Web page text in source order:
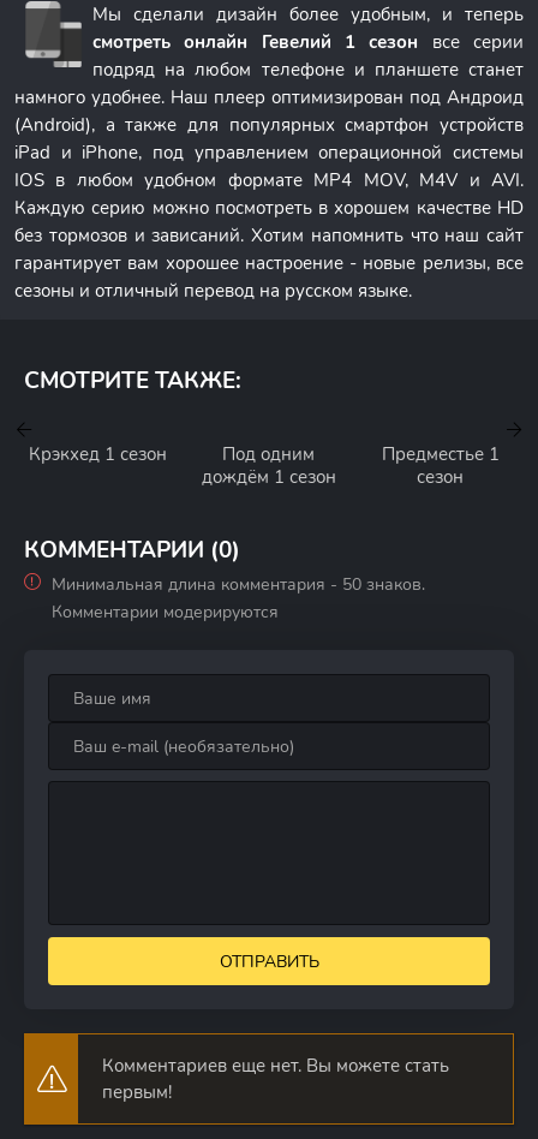
Мы сделали дизайн более удобным, и теперь
смотреть онлайн Гевелий 1 сезон все серии
подряд на любом телефоне и планшете станет
намного удобнее. Наш плеер оптимизирован под Андроид
(Android), а также для популярных смартфон устройств
iPad и iPhone, под управлением операционной системы
IOS в любом удобном формате MP4 MOV, M4V и AVI.
Каждую серию можно посмотреть в хорошем качестве HD
без тормозов и зависаний. Хотим напомнить что наш сайт
гарантирует вам хорошее настроение - новые релизы, все
сезоны и отличный перевод на русском языке.
СМОТРИТЕ ТАКЖЕ:
Крэкхед 1 сезон
Под одним
дождём 1 сезон
Предместье 1
сезон
КОММЕНТАРИИ (0)
Минимальная длина комментария - 50 знаков.
Комментарии модерируются
ОТПРАВИТЬ
Комментариев еще нет. Вы можете стать
первым!